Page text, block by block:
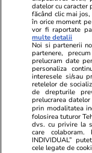
consecutive”,
Vacanțe și Cultură
Țara
despre
sirene:
Știri Externe
datelor cu caracter
făcând clic mai
în orice moment
vor fi raportate
multe detalii
Noi si partenerii
partenere,
prelucram date
personaliza
interesele si/sau
retelelor de
de drepturile
prelucrarea
prin modalitatea
folosirea tuturor
dvs. cu privire la
care colaboram.
INDIVIDUAL”
cele legate de